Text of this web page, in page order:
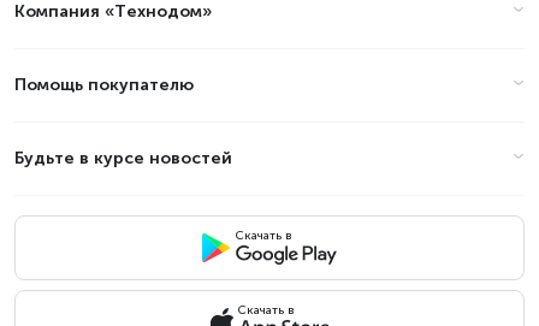
Компания «Технодом»
Помощь покупателю
Будьте в курсе новостей
Скачать в
Скачать в